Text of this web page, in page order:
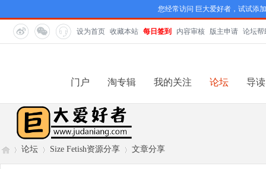
您经常访问 巨大爱好者，试试添
设为首页 收藏本站 每日签到 内容审核 版主申请 论坛帮
门户 淘专辑 我的关注 论坛 导读
论坛 Size Fetish资源分享 文章分享